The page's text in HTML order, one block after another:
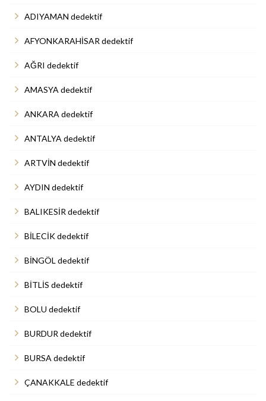
ADIYAMAN dedektif
AFYONKARAHİSAR dedektif
AĞRI dedektif
AMASYA dedektif
ANKARA dedektif
ANTALYA dedektif
ARTVİN dedektif
AYDIN dedektif
BALIKESİR dedektif
BİLECİK dedektif
BİNGÖL dedektif
BİTLİS dedektif
BOLU dedektif
BURDUR dedektif
BURSA dedektif
ÇANAKKALE dedektif